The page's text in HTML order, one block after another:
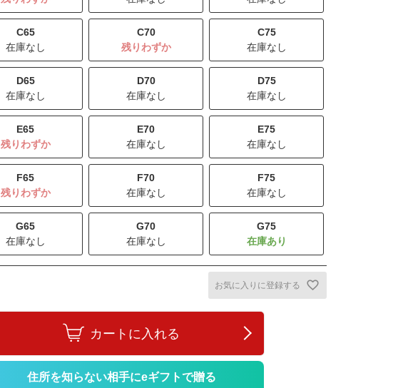
C65
在庫なし
C70
残りわずか
C75
在庫なし
D65
在庫なし
D70
在庫なし
D75
在庫なし
E65
残りわずか
E70
在庫なし
E75
在庫なし
F65
残りわずか
F70
在庫なし
F75
在庫なし
G65
在庫なし
G70
在庫なし
G75
お気に入りに登録する
カートに入れる
住所を知らない相手にeギフトで贈る